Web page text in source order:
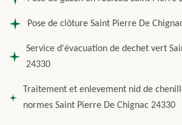
Pose de clôture Saint Pierre De
Service d'évacuation de dechet vert
24330
Traitement et enlevement nid de
normes Saint Pierre De Chignac 24330